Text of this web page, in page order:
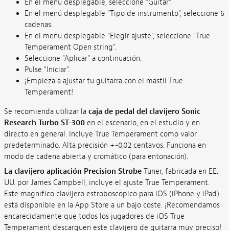
En el menú desplegable, seleccione "Guitar".
En el menú desplegable "Tipo de instrumento", seleccione 6
cadenas.
En el menú desplegable "Elegir ajuste", seleccione "True
Temperament Open string".
Seleccione "Aplicar" a continuación.
Pulse "Iniciar".
¡Empieza a ajustar tu guitarra con el mástil True
Temperament!
Se recomienda utilizar la caja de pedal del clavijero Sonic
Research Turbo ST-300 en el escenario, en el estudio y en
directo en general. Incluye True Temperament como valor
predeterminado. Alta precisión +-0,02 centavos. Funciona en
modo de cadena abierta y cromático (para entonación).
La clavijero aplicación Precision StrobeTuner, fabricada en EE.
UU. por James Campbell, incluye el ajuste True Temperament.
Este magnífico clavijero estroboscópico para iOS (iPhone y iPad)
está disponible en la App Store a un bajo coste. ¡Recomendamos
encarecidamente que todos los jugadores de iOS True
Temperament descarguen este clavijero de guitarra muy preciso!